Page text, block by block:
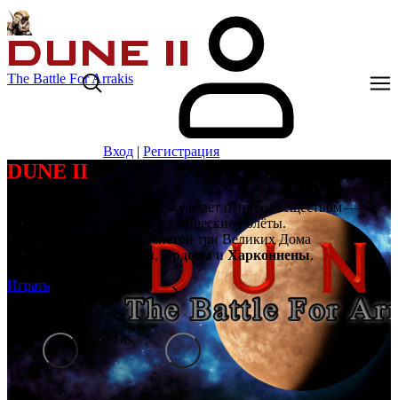
The Battle For Arrakis
Вход | Регистрация
DUNE II
Далёкая планета Арракис обладает ценным веществом —
спайсом, сокращающим космические полёты.
Борются за владение планетой три Великих Дома
Ландсраада:
Атрейдесы, ОрдосыиХарконнены.
Играть
1/6